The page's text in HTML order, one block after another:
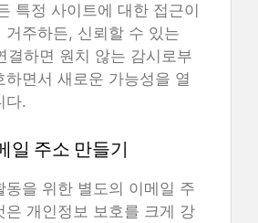
특정 사이트에 대한 접근이
거주하든, 신뢰할 수 있는
결하면 원치 않는 감시로부
하면서 새로운 가능성을 열
다.
일 주소 만들기
동을 위한 별도의 이메일 주
은 개인정보 보호를 크게 강